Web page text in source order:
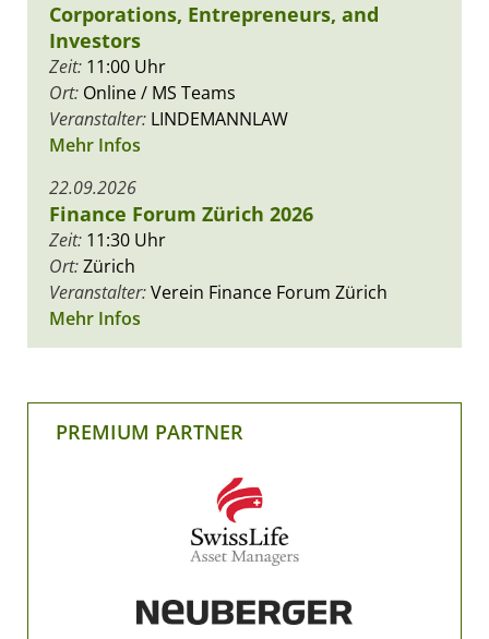
Corporations, Entrepreneurs, and
Investors
Zeit: 11:00 Uhr
Ort: Online / MS Teams
Veranstalter: LINDEMANNLAW
Mehr Infos
22.09.2026
Finance Forum Zürich 2026
Zeit: 11:30 Uhr
Ort:Zürich
Veranstalter:Verein Finance Forum Zürich
Mehr Infos
PREMIUM PARTNER